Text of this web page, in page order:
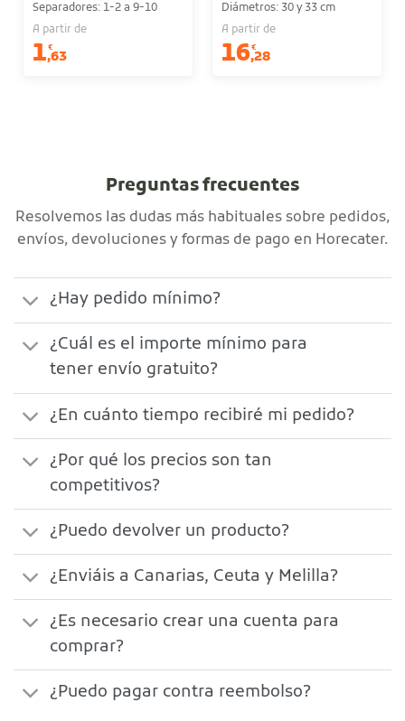
Separadores: 1-2 a 9-10
A partir de
1€
,63
Diámetros: 30 y 33 cm
A partir de
16€
,28
Preguntas frecuentes
Resolvemos las dudas más habituales sobre pedidos,
envíos, devoluciones y formas de pago en Horecater.
¿Hay pedido mínimo?
¿Cuál es el importe mínimo para
tener envío gratuito?
¿En cuánto tiempo recibiré mi pedido?
¿Por qué los precios son tan
competitivos?
¿Puedo devolver un producto?
¿Enviáis a Canarias, Ceuta y Melilla?
¿Es necesario crear una cuenta para
comprar?
¿Puedo pagar contra reembolso?